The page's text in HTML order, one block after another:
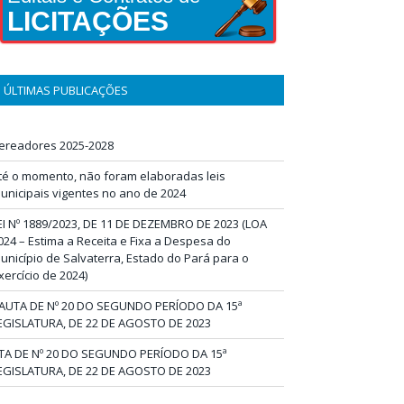
LICITAÇÕES
ÚLTIMAS PUBLICAÇÕES
2025-2028
o momento, não foram elaboradas leis
vigentes no ano de 2024
Nº 1889/2023, DE 11 DE DEZEMBRO DE 2023 (LOA
– Estima a Receita e Fixa a Despesa do
de Salvaterra, Estado do Pará para o
de 2024)
DE Nº 20 DO SEGUNDO PERÍODO DA 15ª
DE 22 DE AGOSTO DE 2023
DE Nº 20 DO SEGUNDO PERÍODO DA 15ª
DE 22 DE AGOSTO DE 2023